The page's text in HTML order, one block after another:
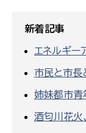
新着記事
エネルギー
市民と市
姉妹都市青
酒匂川花火